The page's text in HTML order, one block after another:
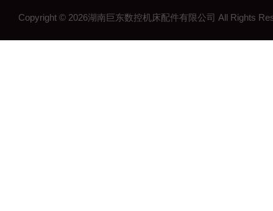
Copyright © 2026湖南巨东数控机床配件有限公司 All Rights